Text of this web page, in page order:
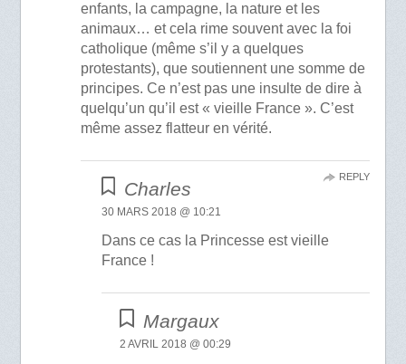
enfants, la campagne, la nature et les
animaux… et cela rime souvent avec la foi
catholique (même s’il y a quelques
protestants), que soutiennent une somme de
principes. Ce n’est pas une insulte de dire à
quelqu’un qu’il est « vieille France ». C’est
même assez flatteur en vérité.
Charles
30 MARS 2018 @ 10:21
Dans ce cas la Princesse est vieille
France !
REPLY
Margaux
2 AVRIL 2018 @ 00:29